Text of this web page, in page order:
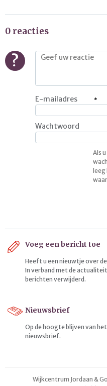
0 reacties
?
E-mailadres
Wachtwoord
Als
leeg
Voeg een bericht toe
Heeft u een nieuwtje over
In verband met de
berichten verwijderd.
Nieuwsbrief
Op de hoogte blijven van
nieuwsbrief.
Wijkcentrum Jordaan &